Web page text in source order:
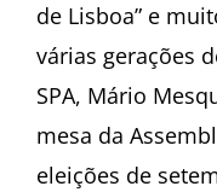
de Lisboa” e
várias gerações
SPA, Mário
mesa da
eleições de